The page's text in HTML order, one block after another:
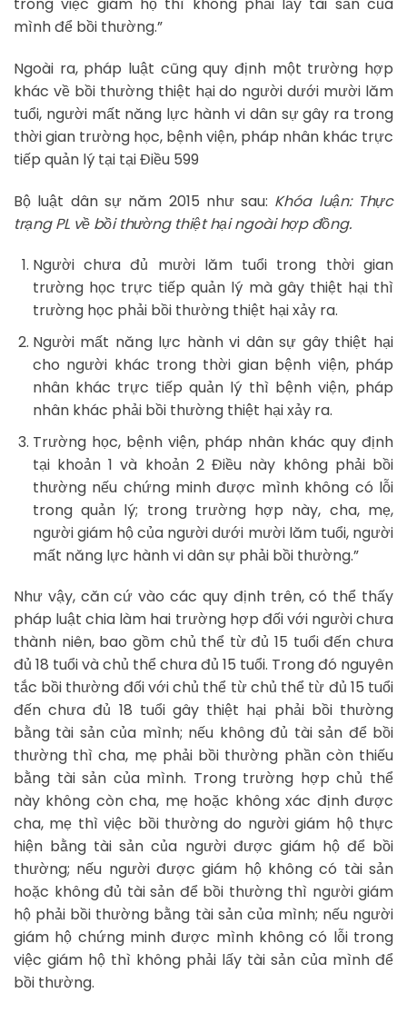
mình để bồi thường.”
Ngoài ra, pháp luật cũng quy định một trường hợp
khác về bồi thường thiệt hại do người dưới mười lăm
tuổi, người mất năng lực hành vi dân sự gây ra trong
thời gian trường học, bệnh viện, pháp nhân khác trực
tiếp quản lý tại tại Điều 599
Bộ luật dân sự năm 2015 như sau: Khóa luận: Thực
trạng PL về bồi thường thiệt hại ngoài hợp đồng.
Người chưa đủ mười lăm tuổi trong thời gian
trường học trực tiếp quản lý mà gây thiệt hại thì
trường học phải bồi thường thiệt hại xảy ra.
Người mất năng lực hành vi dân sự gây thiệt hại
cho người khác trong thời gian bệnh viện, pháp
nhân khác trực tiếp quản lý thì bệnh viện, pháp
nhân khác phải bồi thường thiệt hại xảy ra.
Trường học, bệnh viện, pháp nhân khác quy định
tại khoản 1 và khoản 2 Điều này không phải bồi
thường nếu chứng minh được mình không có lỗi
trong quản lý; trong trường hợp này, cha, mẹ,
người giám hộ của người dưới mười lăm tuổi, người
mất năng lực hành vi dân sự phải bồi thường.”
Như vậy, căn cứ vào các quy định trên, có thể thấy
pháp luật chia làm hai trường hợp đối với người chưa
thành niên, bao gồm chủ thể từ đủ 15 tuổi đến chưa
đủ 18 tuổi và chủ thể chưa đủ 15 tuổi. Trong đó nguyên
tắc bồi thường đối với chủ thể từ chủ thể từ đủ 15 tuổi
đến chưa đủ 18 tuổi gây thiệt hại phải bồi thường
bằng tài sản của mình; nếu không đủ tài sản để bồi
thường thì cha, mẹ phải bồi thường phần còn thiếu
bằng tài sản của mình. Trong trường hợp chủ thể
này không còn cha, mẹ hoặc không xác định được
cha, mẹ thì việc bồi thường do người giám hộ thực
hiện bằng tài sản của người được giám hộ để bồi
thường; nếu người được giám hộ không có tài sản
hoặc không đủ tài sản để bồi thường thì người giám
hộ phải bồi thường bằng tài sản của mình; nếu người
giám hộ chứng minh được mình không có lỗi trong
việc giám hộ thì không phải lấy tài sản của mình để
bồi thường.